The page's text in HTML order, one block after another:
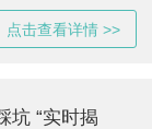
点击查看详情 >>
坑 “实时揭